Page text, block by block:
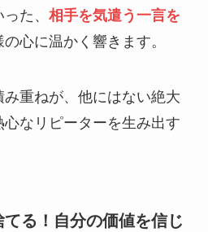
た、 相手を気遣う一言を
心に温かく響きます。
重ねが、他にはない絶大
なリピーターを生み出す
る！自分の価値を信じ